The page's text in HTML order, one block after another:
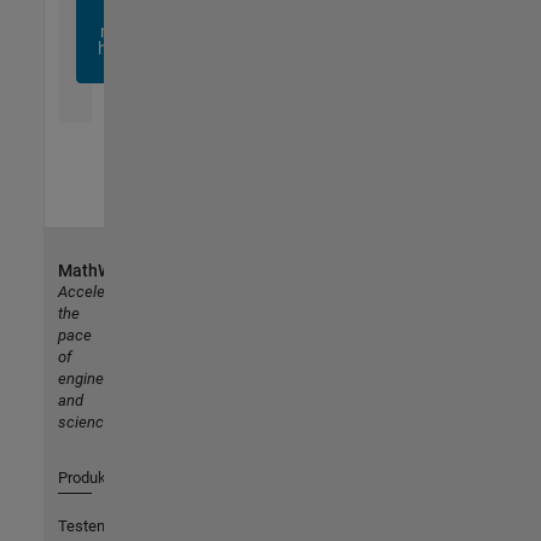
noch
heute
MathWorks
Accelerating
the
pace
of
engineering
and
science
Produkte
Testen oder Kaufen